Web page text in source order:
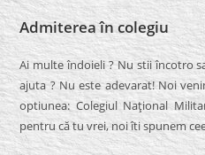
Admiterea în colegiu
Ai multe îndoieli ? Nu stii încotro
ajuta ? Nu este adevarat! Noi
optiunea: Colegiul Naţional
pentru că tu vrei, noi îti spunem